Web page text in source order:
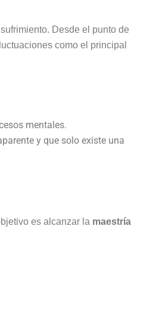
Desde el punto de
como el principal
mentales.
y que solo existe una
es alcanzar la maestría